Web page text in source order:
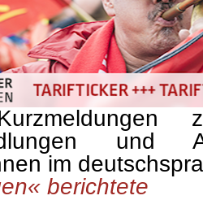
und
im
berichtete